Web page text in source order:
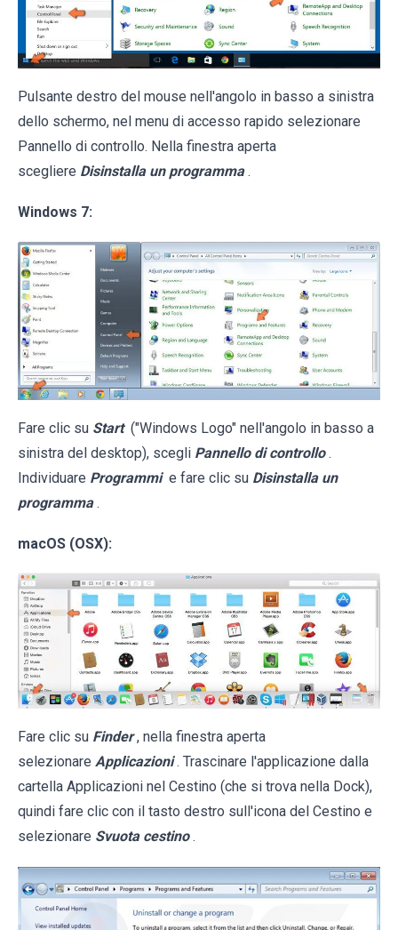
Pulsante destro del mouse nell'angolo in basso a sinistra
dello schermo, nel menu di accesso rapido selezionare
Pannello di controllo. Nella finestra aperta
scegliere Disinstalla un programma .
Windows 7:
Fare clic su Start ("Windows Logo" nell'angolo in basso a
sinistra del desktop), scegli Pannello di controllo .
Individuare Programmi e fare clic su Disinstalla un
programma .
macOS (OSX):
Fare clic su Finder , nella finestra aperta
selezionare Applicazioni . Trascinare l'applicazione dalla
cartella Applicazioni nel Cestino (che si trova nella Dock),
quindi fare clic con il tasto destro sull'icona del Cestino e
selezionare Svuota cestino .